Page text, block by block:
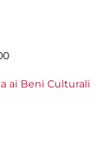
ai Beni Culturali